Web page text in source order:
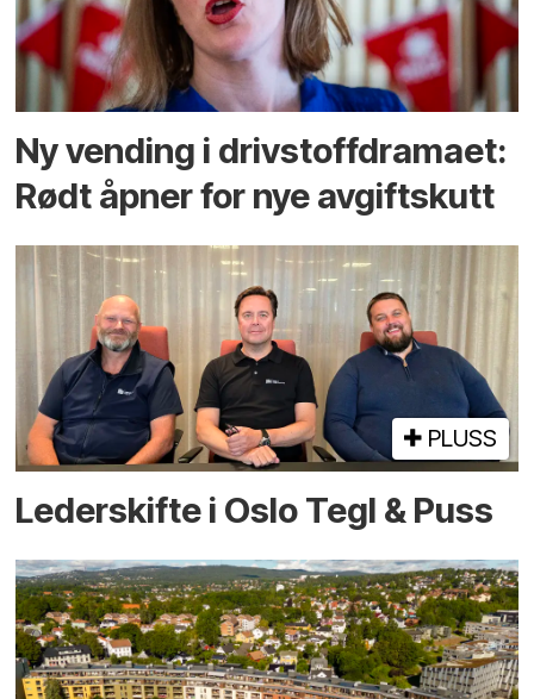
Ny vending i drivstoffdramaet:
Rødt åpner for nye avgiftskutt
PLUSS
Lederskifte i Oslo Tegl & Puss